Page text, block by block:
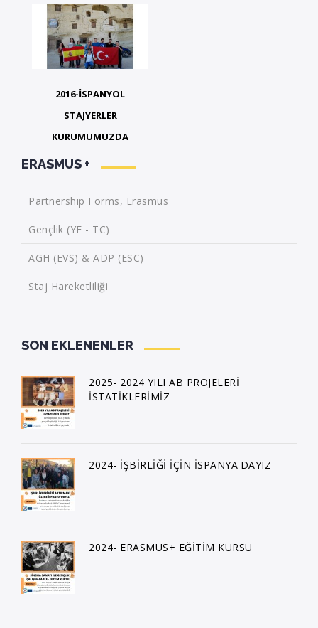
2016-İSPANYOL
STAJYERLER
KURUMUMUZDA
ERASMUS +
Partnership Forms, Erasmus
Gençlik (YE - TC)
AGH (EVS) & ADP (ESC)
Staj Hareketliliği
SON EKLENENLER
2025- 2024 YILI AB PROJELERİ
İSTATİKLERİMİZ
2024- İŞBİRLİĞİ İÇİN İSPANYA'DAYIZ
2024- ERASMUS+ EĞİTİM KURSU